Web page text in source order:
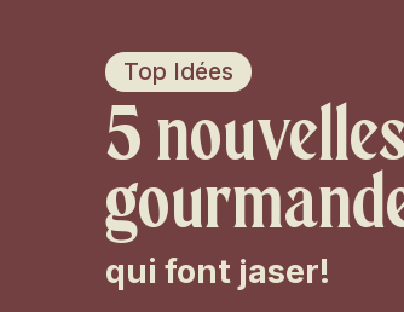
Top Idées
5
qui font jaser!